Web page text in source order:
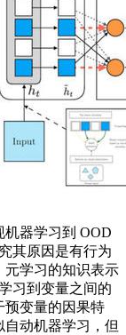
器学习到 OOD
其原因是有行为
元学习的知识表示
习到变量之间的
预变量的因果特
动机器学习，但